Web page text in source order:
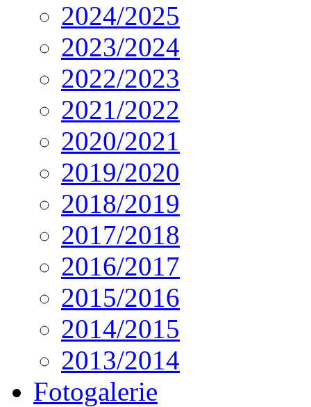
2024/2025
2023/2024
2022/2023
2021/2022
2020/2021
2019/2020
2018/2019
2017/2018
2016/2017
2015/2016
2014/2015
2013/2014
Fotogalerie